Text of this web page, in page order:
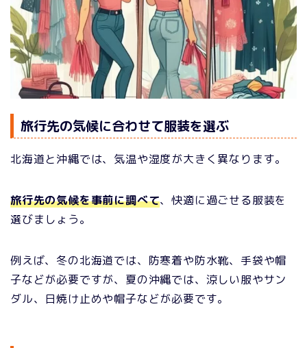
旅行先の気候に合わせて服装を選ぶ
北海道と沖縄では、気温や湿度が大きく異なります。
旅行先の気候を事前に調べて、快適に過ごせる服装を
選びましょう。
例えば、冬の北海道では、防寒着や防水靴、手袋や帽
子などが必要ですが、夏の沖縄では、涼しい服やサン
ダル、日焼け止めや帽子などが必要です。